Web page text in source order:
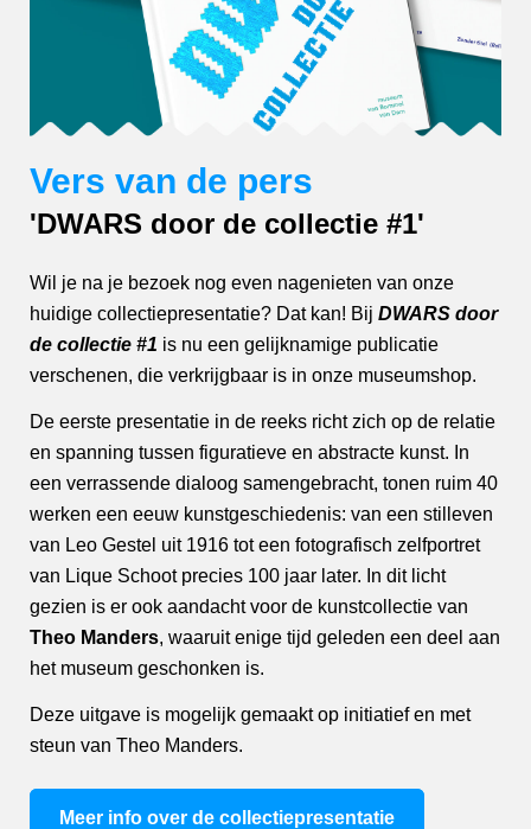
Vers van de pers
'DWARS door de collectie #1'
Wil je na je bezoek nog even nagenieten van onze
huidige collectiepresentatie? Dat kan! Bij DWARS door
de collectie #1 is nu een gelijknamige publicatie
verschenen, die verkrijgbaar is in onze museumshop.
De eerste presentatie in de reeks richt zich op de relatie
en spanning tussen figuratieve en abstracte kunst. In
een verrassende dialoog samengebracht, tonen ruim 40
werken een eeuw kunstgeschiedenis: van een stilleven
van Leo Gestel uit 1916 tot een fotografisch zelfportret
van Lique Schoot precies 100 jaar later. In dit licht
gezien is er ook aandacht voor de kunstcollectie van
Theo Manders, waaruit enige tijd geleden een deel aan
het museum geschonken is.
Deze uitgave is mogelijk gemaakt op initiatief en met
steun van Theo Manders.
Meer info over de collectiepresentatie